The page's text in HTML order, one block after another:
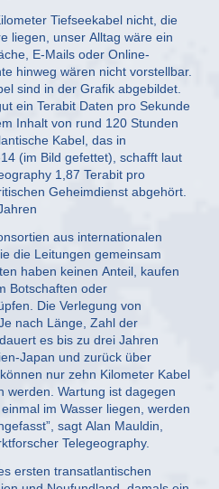
Tiefseekabel nicht, die
liegen, unser Alltag wäre ein
E-Mails oder Online-
hinweg wären nicht vorstellbar.
sind in der Grafik abgebildet.
ein Terabit Daten pro Sekunde
Inhalt von rund 120 Stunden
Kabel, das in
(im Bild gefettet), schafft laut
1,87 Terabit pro
Geheimdienst abgehört.
aus internationalen
die Leitungen gemeinsam
haben keinen Anteil, kaufen
Botschaften oder
Die Verlegung von
nach Länge, Zahl der
es bis zu drei Jahren
Japan und zurück über
nur zehn Kilometer Kabel
werden. Wartung ist dagegen
im Wasser liegen, werden
sagt Alan Mauldin,
Telegeography.
ersten transatlantischen